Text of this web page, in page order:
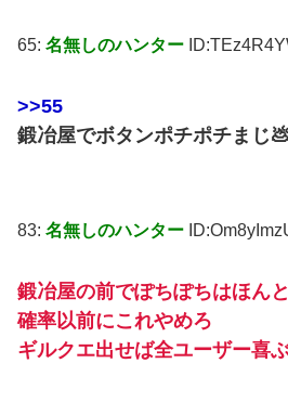
65: 名無しのハンター
>>55
鍛冶屋でボタンポチポチまじ💩
83: 名無しのハンター
鍛冶屋の前でぽちぽちはほん
確率以前にこれやめろ
ギルクエ出せば全ユーザー喜